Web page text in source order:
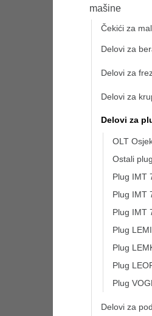
mašine
Čekići za
Delovi za
Delovi za
Delovi za
Delovi za
OLT
Ostali
Plug IMT
Plug IMT
Plug IMT
Plug
Plug
Plug
Plug
Delovi za